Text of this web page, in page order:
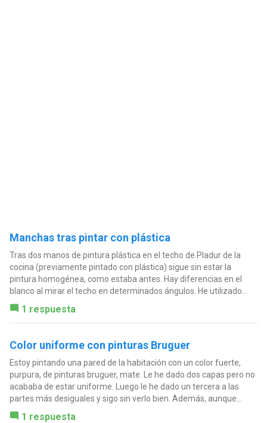
Manchas tras pintar con plástica
Tras dos manos de pintura plástica en el techo de Pladur de la
cocina (previamente pintado con plástica) sigue sin estar la
pintura homogénea, como estaba antes. Hay diferencias en el
blanco al mirar el techo en determinados ángulos. He utilizado...
1 respuesta
Color uniforme con pinturas Bruguer
Estoy pintando una pared de la habitación con un color fuerte,
purpura, de pinturas bruguer, mate. Le he dado dos capas pero no
acababa de estar uniforme. Luego le he dado un tercera a las
partes más desiguales y sigo sin verlo bien. Además, aunque...
1 respuesta